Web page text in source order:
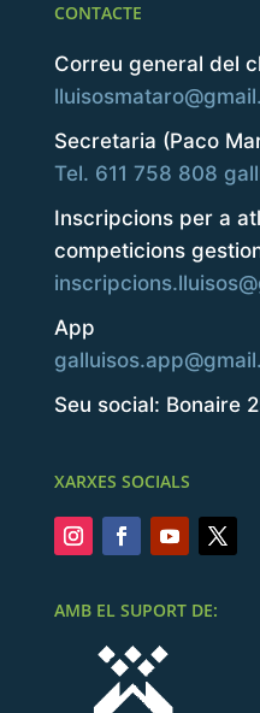
CONTACTE
Correu general del
Secretaria (Paco
Tel. 611 758 808
Inscripcions per a
competicions
App
Seu social: Bonaire
XARXES SOCIALS
AMB EL SUPORT DE: